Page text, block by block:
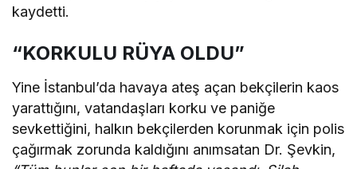
kaydetti.
“KORKULU RÜYA OLDU”
Yine İstanbul’da havaya ateş açan bekçilerin kaos
yarattığını, vatandaşları korku ve paniğe
sevkettiğini, halkın bekçilerden korunmak için polis
çağırmak zorunda kaldığını anımsatan Dr. Şevkin,